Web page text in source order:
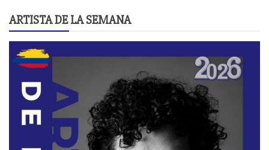
ARTISTA DE LA SEMANA